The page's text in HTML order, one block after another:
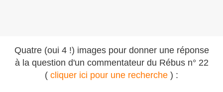
Quatre (oui 4 !) images pour donner une réponse
à la question d'un commentateur du Rébus n° 22
( cliquer ici pour une recherche ) :